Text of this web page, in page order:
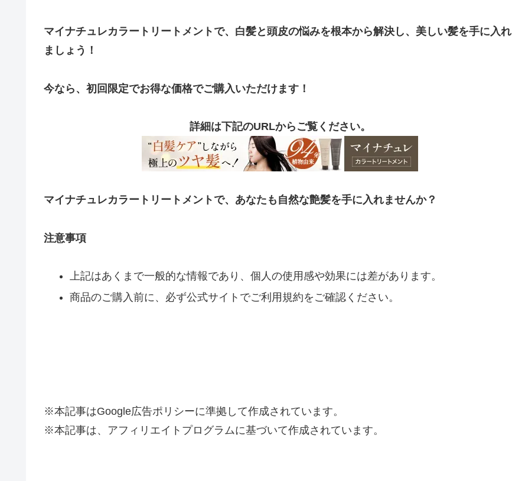
マイナチュレカラートリートメントで、白髪と頭皮の悩みを根本から解決し、美しい髪を手に入れ
ましょう！
今なら、初回限定でお得な価格でご購入いただけます！
詳細は下記のURLからご覧ください。
マイナチュレカラートリートメントで、あなたも自然な艶髪を手に入れませんか？
注意事項
上記はあくまで一般的な情報であり、個人の使用感や効果には差があります。
商品のご購入前に、必ず公式サイトでご利用規約をご確認ください。
※本記事はGoogle広告ポリシーに準拠して作成されています。
※本記事は、アフィリエイトプログラムに基づいて作成されています。